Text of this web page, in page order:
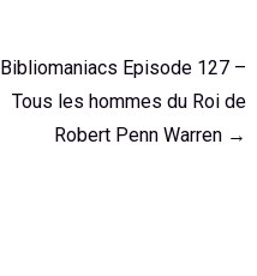
Bibliomaniacs Episode 127 –
Tous les hommes du Roi de
Robert Penn Warren →